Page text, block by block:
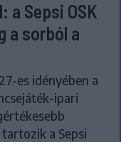
a Sepsi OSK
a sorból a
es idényében a
ipari
a Sepsi